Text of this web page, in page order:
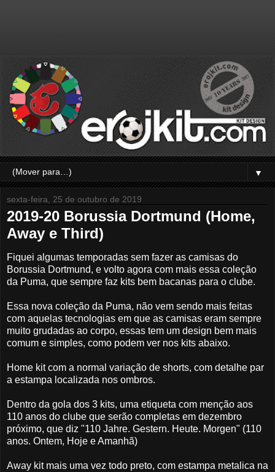
▼
sexta-feira, 25 de outubro de 2019
2019-20 Borussia Dortmund (Home,
Away e Third)
Fiquei algumas temporadas sem fazer as camisas do
Borussia Dortmund, e volto agora com mais essa coleção
da Puma, que sempre faz kits bem bacanas para o clube.
Essa nova coleção da Puma, não vem sendo mais feitas
com aquelas tecnologias em que as camisas eram sempre
muito grudadas ao corpo, essas tem um design bem mais
comum e simples, como podem ver nos kits abaixo.
Home kit com a normal variação de shorts, com detalhe par
a estampa localizada nos ombros.
Dentro da gola dos 3 kits, uma etiqueta com menção aos
110 anos do clube que serão completas em dezembro
próximo, que diz "110 Jahre. Gestern. Heute. Morgen" (110
anos. Ontem, Hoje e Amanhã)
Away kit mais uma vez todo preto, com estampa metalica na